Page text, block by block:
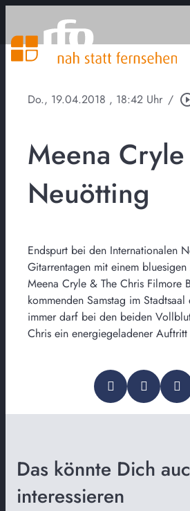
Do., 19.04.2018 , 18:42 Uhr /
Meena
Neuötting
Endspurt bei den Internationalen
Gitarrentagen mit einem bluesigen
Meena Cryle & The Chris Filmore
kommenden Samstag im
immer darf bei den beiden
Chris ein energiegeladener
Das könnte Dich
interessieren